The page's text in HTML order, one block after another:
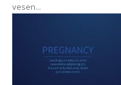
vesen...